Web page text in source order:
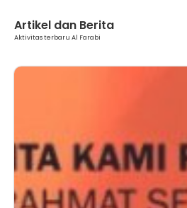
Artikel dan Berita
Aktivitas terbaru Al Farabi